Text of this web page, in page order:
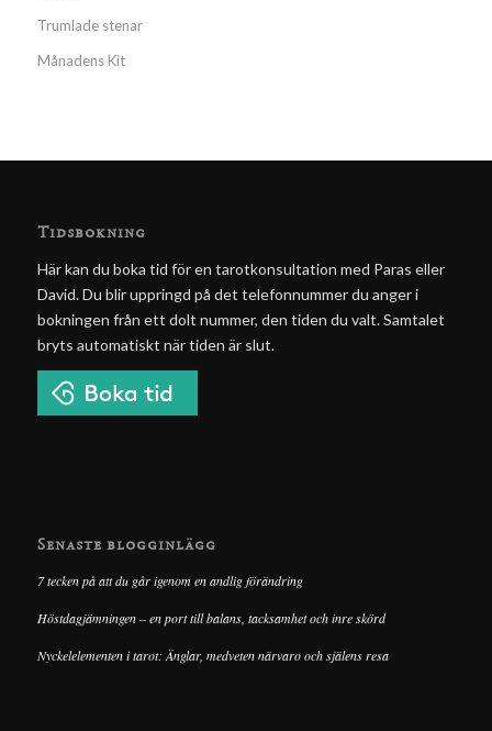
Trumlade stenar
Månadens Kit
Tidsbokning
Här kan du boka tid för en tarotkonsultation med Paras eller
David. Du blir uppringd på det telefonnummer du anger i
bokningen från ett dolt nummer, den tiden du valt. Samtalet
bryts automatiskt när tiden är slut.
Senaste blogginlägg
7 tecken på att du går igenom en andlig förändring
Höstdagjämningen – en port till balans, tacksamhet och inre skörd
Nyckelelementen i tarot: Änglar, medveten närvaro och själens resa